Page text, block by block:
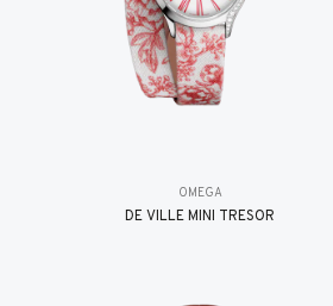
OMEGA
DE VILLE MINI TRÉSOR